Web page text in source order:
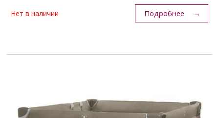
Нет в наличии Подробнее